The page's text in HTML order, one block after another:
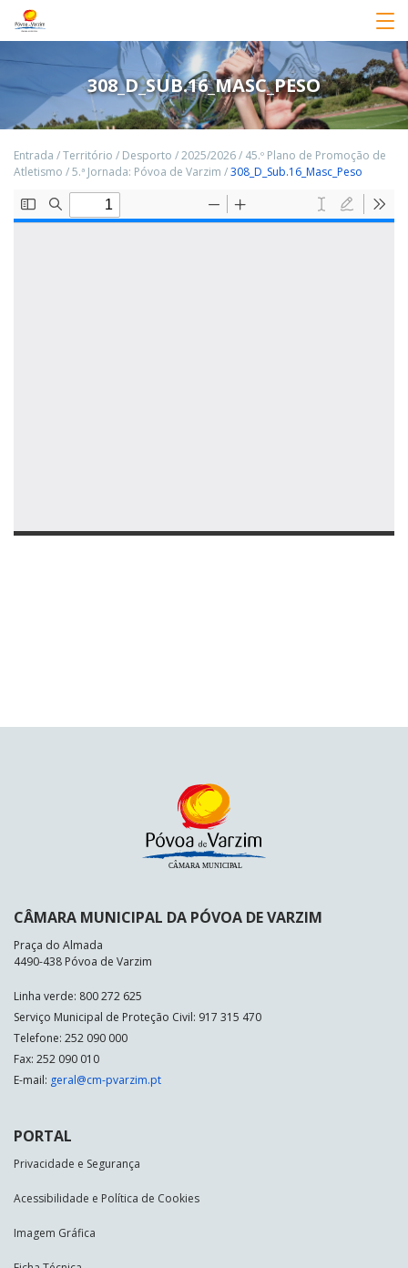
308_D_SUB.16_MASC_PESO
Entrada /Território / Desporto /2025/2026/ 45.º Plano de Promoção de
Atletismo /5.ª Jornada: Póvoa de Varzim /308_D_Sub.16_Masc_Peso
CÂMARA MUNICIPAL DA PÓVOA DE VARZIM
Praça do Almada
4490-438 Póvoa de Varzim
Linha verde: 800 272 625
Serviço Municipal de Proteção Civil: 917 315 470
Telefone: 252 090 000
Fax: 252 090 010
E-mail: geral@cm-pvarzim.pt
PORTAL
Privacidade e Segurança
Acessibilidade e Política de Cookies
Imagem Gráfica